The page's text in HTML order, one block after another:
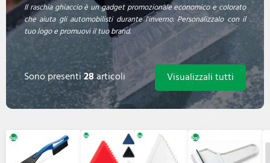
Il raschia ghiaccio è un gadget promozionale economico e colorato
che aiuta gli automobilisti durante l'inverno. Personalizzalo con il
tuo logo e promuovi il tuo brand.
Sono presenti28articoli Visualizzali tutti